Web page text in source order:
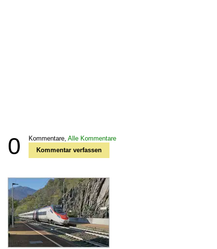
0 Kommentare, Alle Kommentare
Kommentar verfassen